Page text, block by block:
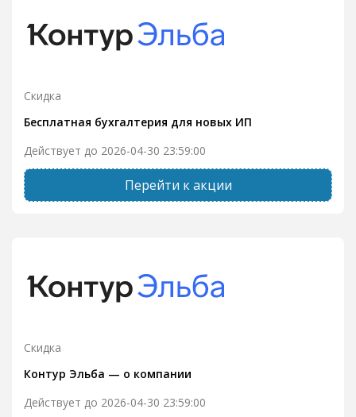
Скидка
Бесплатная бухгалтерия для новых ИП
Действует до 2026-04-30 23:59:00
Перейти к акции
Скидка
Контур Эльба — о компании
Действует до 2026-04-30 23:59:00